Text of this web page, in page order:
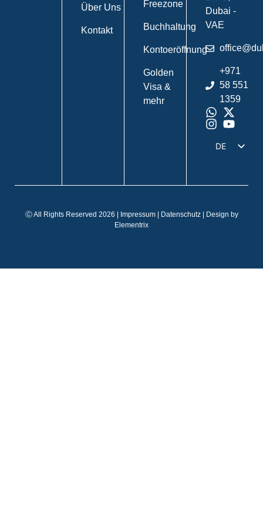
Über Uns
Kontakt
Freezone
Buchhaltung
Kontoeröffnung
Golden
Visa &
mehr
Dubai -
VAE
+971
58 551
1359
DE
IT
Ⓒ All Rights Reserved 2026 | Impressum| Datenschutz| Design by
Elementrix